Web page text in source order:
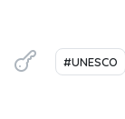
#UNESCO